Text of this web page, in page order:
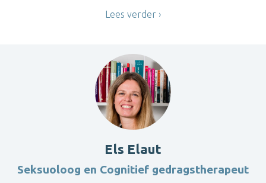
Lees verder
Els Elaut
Seksuoloog en Cognitief gedragstherapeut